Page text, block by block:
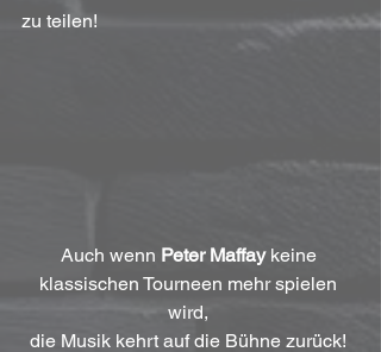
zu teilen!
Auch wenn Peter Maffay keine
klassischen Tourneen mehr spielen
wird,
die Musik kehrt auf die Bühne zurück!